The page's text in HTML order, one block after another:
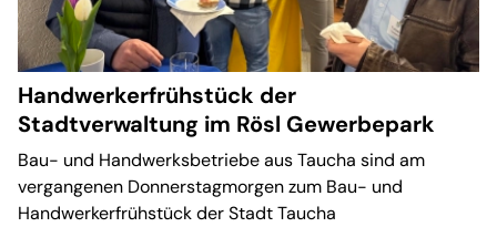
Handwerkerfrühstück der
Stadtverwaltung im Rösl Gewerbepark
Bau- und Handwerksbetriebe aus Taucha sind am
vergangenen Donnerstagmorgen zum Bau- und
Handwerkerfrühstück der Stadt Taucha